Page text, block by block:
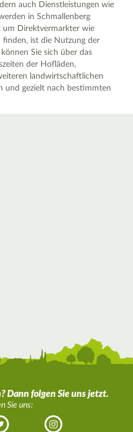
auch Dienstleistungen wie
in Schmallenberg
um Direktvermarkter wie
finden, ist die Nutzung der
Sie sich über das
der Hofläden,
landwirtschaftlichen
und gezielt nach bestimmten
Dann folgen Sie uns jetzt.
Sie uns:
Twitter Instagram